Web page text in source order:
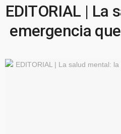
EDITORIAL | La
emergencia